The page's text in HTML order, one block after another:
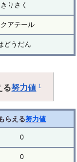
きりさく
アテール
どうだん
る努力値 †
らえる努力値
0
0